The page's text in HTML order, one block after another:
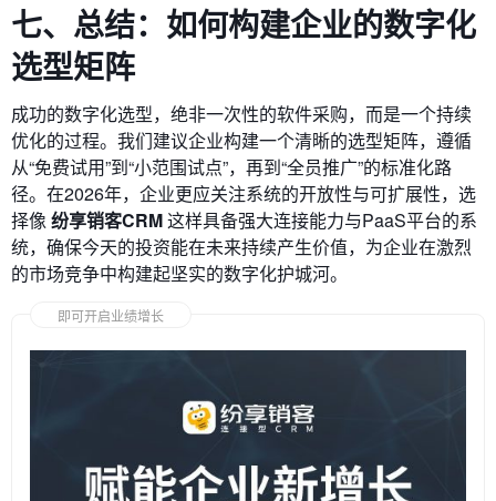
七、总结：如何构建企业的数字化
选型矩阵
成功的数字化选型，绝非一次性的软件采购，而是一个持续
优化的过程。我们建议企业构建一个清晰的选型矩阵，遵循
从“免费试用”到“小范围试点”，再到“全员推广”的标准化路
径。在2026年，企业更应关注系统的开放性与可扩展性，选
择像 纷享销客CRM这样具备强大连接能力与PaaS平台的系
统，确保今天的投资能在未来持续产生价值，为企业在激烈
的市场竞争中构建起坚实的数字化护城河。
即可开启业绩增长